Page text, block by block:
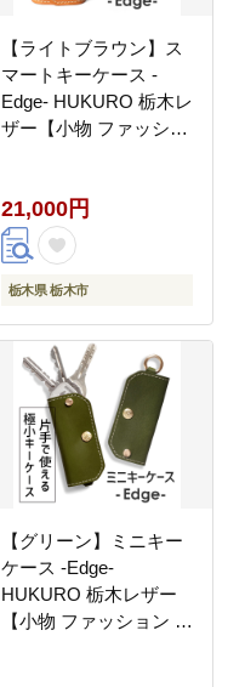
【ライトブラウン】ス
マートキーケース -
Edge- HUKURO 栃木レ
ザー【小物 ファッショ
21,000円
栃木県 栃木市
【グリーン】ミニキー
ケース -Edge-
HUKURO 栃木レザー
【小物 ファッション 人